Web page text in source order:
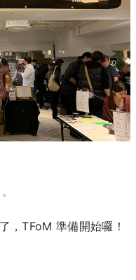
，TFoM 準備開始囉！